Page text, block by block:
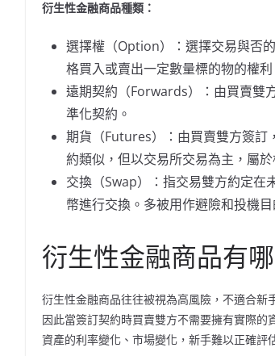
衍生性金融商品種類：
選擇權（Option）：選擇交易與否
格買入或賣出一定數量標的物的權
遠期契約（Forwards）：由買賣雙
準化契約。
期貨（Futures）：由買賣雙方簽訂
約類似，但以交易所交易為主，屬於
交換（Swap）：指交易雙方約定在
幣進行交換。多被用作避險和投機目
衍生性金融商品有
衍生性金融商品往往被視為高風險，不適合新
因此當簽訂契約時買賣雙方不需要擁有實際
資產的利率變化、市場變化，新手難以正確評